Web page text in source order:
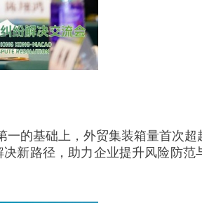
的基础上，外贸集装箱量首次
新路径，助力企业提升风险防范